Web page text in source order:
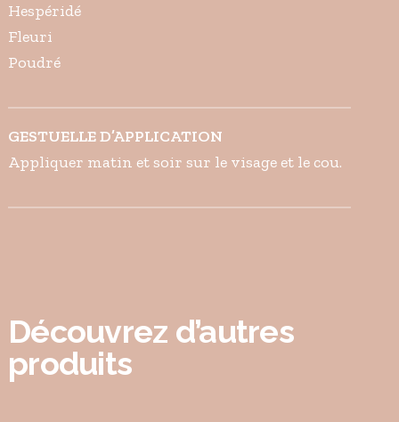
Hespéridé
Fleuri
Poudré
GESTUELLE D’APPLICATION
Appliquer matin et soir sur le visage et le cou.
Découvrez d’autres
produits